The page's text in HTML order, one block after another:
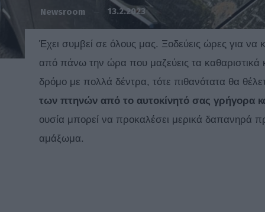
Newsroom 13.2.2023
Έχει συμβεί σε όλους μας. Ξοδεύεις ώρες για να
από πάνω την ώρα που μαζεύεις τα
δρόμο με πολλά δέντρα, τότε πιθανότατα θα
των πτηνών από το αυτοκίνητό σας γρήγορα
ουσία μπορεί να προκαλέσει μερικά δαπανηρά
αμάξωμα.